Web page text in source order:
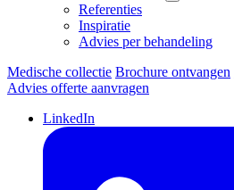
Referenties
Inspiratie
Advies per behandeling
Medische collectie Brochure ontvangen
Advies offerte aanvragen
LinkedIn